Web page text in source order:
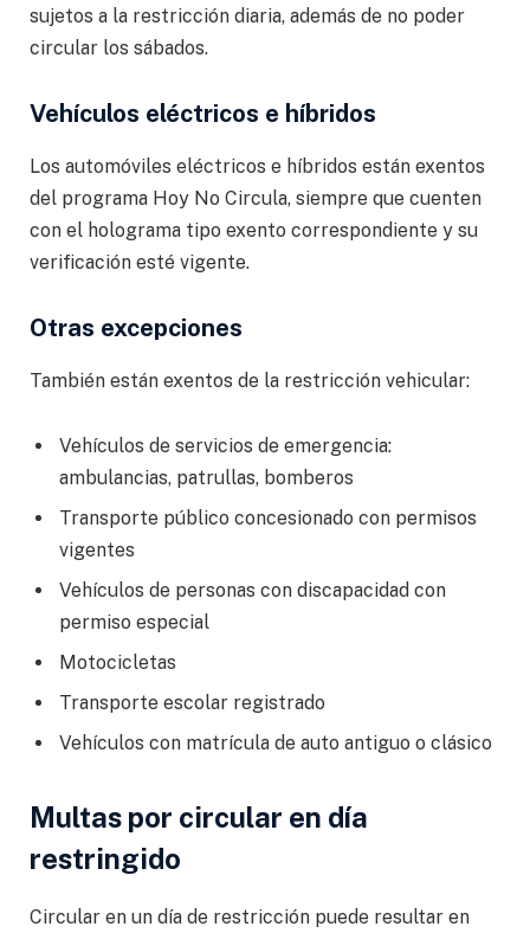
sujetos a la restricción diaria, además de no poder
circular los sábados.
Vehículos eléctricos e híbridos
Los automóviles eléctricos e híbridos están exentos
del programa Hoy No Circula, siempre que cuenten
con el holograma tipo exento correspondiente y su
verificación esté vigente.
Otras excepciones
También están exentos de la restricción vehicular:
Vehículos de servicios de emergencia:
ambulancias, patrullas, bomberos
Transporte público concesionado con permisos
vigentes
Vehículos de personas con discapacidad con
permiso especial
Motocicletas
Transporte escolar registrado
Vehículos con matrícula de auto antiguo o clásico
Multas por circular en día
restringido
Circular en un día de restricción puede resultar en